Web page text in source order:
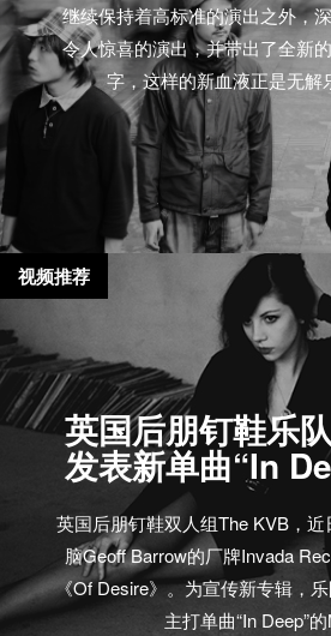
继续保持着高标准的演出之外，
令人惊喜的演出，并带出了全新
字，这样的新血液正是无解
英国后朋钉鞋乐
发表新单曲“In
英国后朋钉鞋双人组The KVB，
脑Geoff Barrow的厂牌Invada
《Of Desire》。为宣传新专辑，
主打单曲“In Deep”
视频推荐